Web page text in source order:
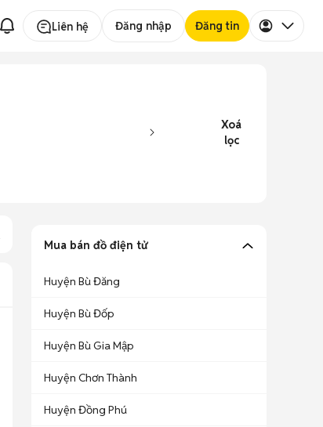
Liên hệ Đăng nhập Đăng tin
Xoá
lọc
Mua bán đồ điện tử
Huyện Bù Đăng
Huyện Bù Đốp
Huyện Bù Gia Mập
Huyện Chơn Thành
Huyện Đồng Phú